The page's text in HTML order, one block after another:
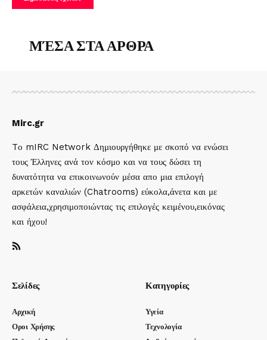
ΜΈΣΑ ΣΤΑ ΑΡΘΡΑ
Mirc.gr
Tο mIRC Network Δημιουργήθηκε με σκοπό να ενώσει
τους Έλληνες ανά τον κόσμο και να τους δώσει τη
δυνατότητα να επικοινωνούν μέσα απο μια επιλογή
αρκετών καναλιών (Chatrooms) εύκολα,άνετα και με
ασφάλεια,χρησιμοποιώντας τις επιλογές κειμένου,εικόνας
και ήχου!
Σελίδες
Αρχική
Οροι Χρήσης
Κατηγορίες
Υγεία
Τεχνολογία